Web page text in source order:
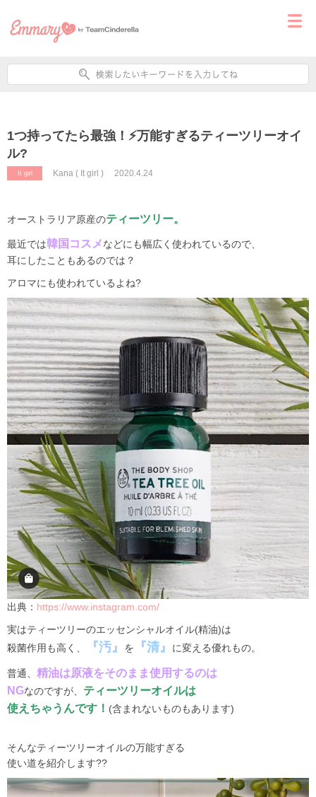
1つ持ってたら最強！⚡️万能すぎるティーツリーオイ
ル?
It girl Kana ( It girl ) 2020.4.24
オーストラリア原産のティーツリー。
最近では韓国コスメなどにも幅広く使われているので、
耳にしたこともあるのでは？
アロマにも使われているよね?
出典： https://www.instagram.com/
実はティーツリーのエッセンシャルオイル(精油)は
殺菌作用も高く、
『汚』 を 『清』 に変える優れもの。
普通、 精油は原液をそのまま使用するのは
NGなのですが、 ティーツリーオイルは
使えちゃうんです！ (含まれないものもあります)
そんなティーツリーオイルの万能すぎる
使い道を紹介します??